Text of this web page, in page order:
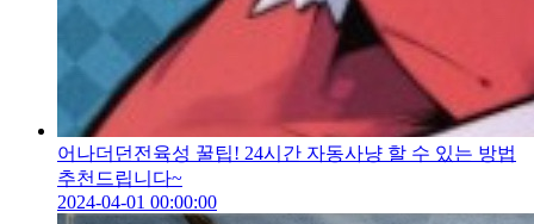
어나더던전육성 꿀팁! 24시간 자동사냥 할 수 있는 방법
추천드립니다~
2024-04-01 00:00:00